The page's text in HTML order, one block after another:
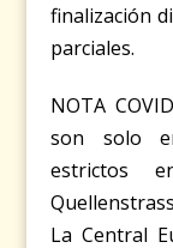
finalización
parciales.
NOTA
son solo
estrictos
La Central